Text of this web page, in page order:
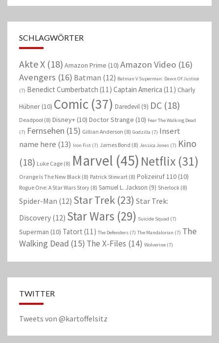
SCHLAGWÖRTER
Akte X (18) Amazon Prime (10) Amazon Video (16)
Avengers (16) Batman (12) Batman V Superman: Dawn Of Justice
(7) Benedict Cumberbatch (11) Captain America (11) Charly
Hübner (10) Comic (37) Daredevil (9) DC (18)
Deadpool (8) Disney+ (10) Doctor Strange (10) Fear The Walking Dead
(7) Fernsehen (15) Gillian Anderson (8) Godzilla (7) Insert
name here (13) Iron Fist (7) James Bond (8) Jessica Jones (7) Kino
(18) Luke Cage (8) Marvel (45) Netflix (31)
Orange Is The New Black (8) Patrick Stewart (8) Polizeiruf 110 (10)
Rogue One: A Star Wars Story (8) Samuel L. Jackson (9) Sherlock (8)
Spider-Man (12) Star Trek (23) Star Trek:
Discovery (12) Star Wars (29) Suicide Squad (7)
Superman (10) Tatort (11) The Defenders (7) The Mandalorian (7) The
Walking Dead (15) The X-Files (14) Wolverine (7)
TWITTER
Tweets von @kartoffelsitz